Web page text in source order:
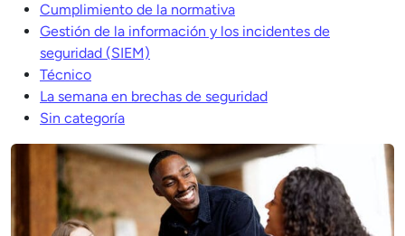
Cumplimiento de la normativa
Gestión de la información y los incidentes de
seguridad (SIEM)
Técnico
La semana en brechas de seguridad
Sin categoría